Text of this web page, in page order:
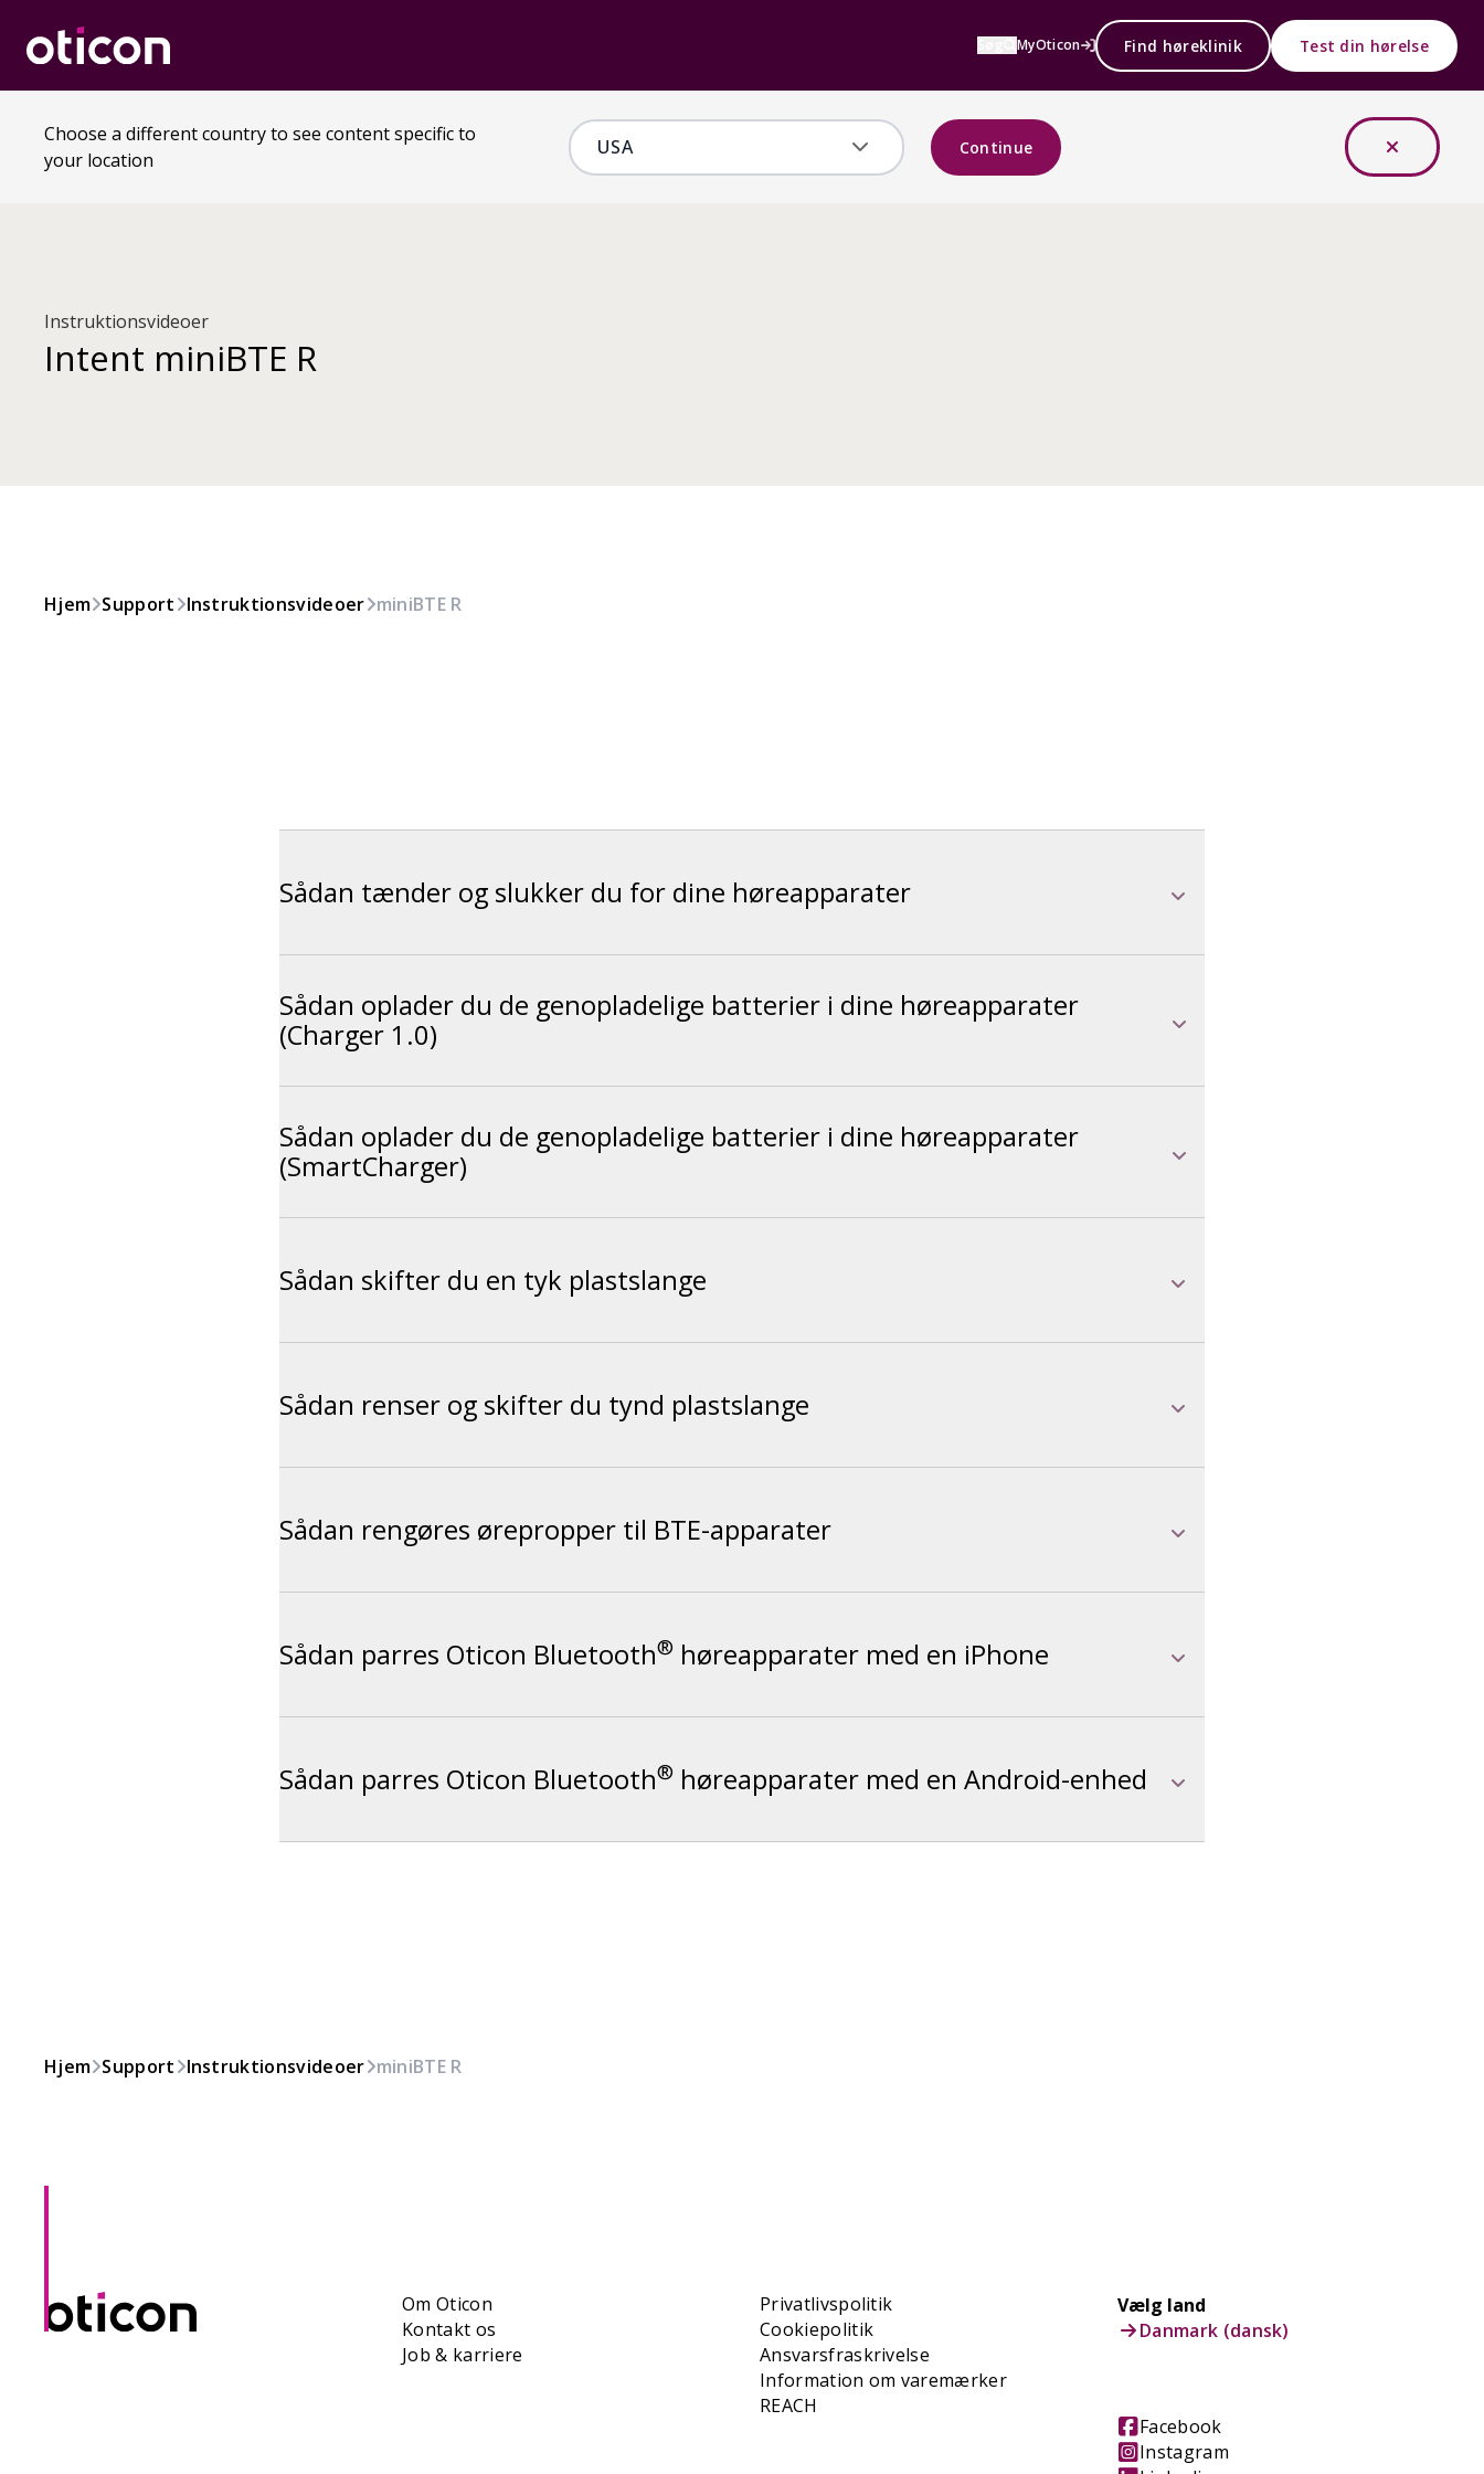
MyOticon Find høreklinik Test din hørelse
Choose a different country to see content specific to
your location
Continue
Instruktionsvideoer
Intent miniBTE R
Hjem Support Instruktionsvideoer miniBTE R
Sådan tænder og slukker du for dine høreapparater
Sådan oplader du de genopladelige batterier i dine høreapparater
(Charger 1.0)
Sådan oplader du de genopladelige batterier i dine høreapparater
(SmartCharger)
Sådan skifter du en tyk plastslange
Sådan renser og skifter du tynd plastslange
Sådan rengøres ørepropper til BTE-apparater
Sådan parres Oticon Bluetooth® høreapparater med en iPhone
Sådan parres Oticon Bluetooth® høreapparater med en Android-enhed
Hjem Support Instruktionsvideoer miniBTE R
Om Oticon
Kontakt os
Job & karriere
Privatlivspolitik
Cookiepolitik
Ansvarsfraskrivelse
Information om varemærker
REACH
Vælg land
Danmark (dansk)
Facebook
Instagram